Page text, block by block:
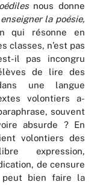
nous donne
la poésie,
qui résonne en
classes, n’est pas
il pas incongru
de lire des
une langue
volontiers a-
souvent
absurde ? En
volontiers des
expression,
de censure
bien faire la